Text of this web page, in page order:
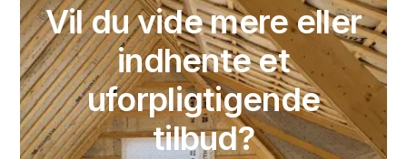
Vil du vide mere eller
indhente et
uforpligtigende
tilbud?